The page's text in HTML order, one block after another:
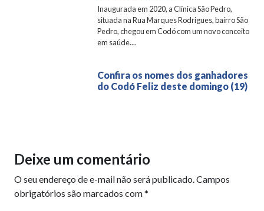
Inaugurada em 2020, a Clínica São Pedro,
situada na Rua Marques Rodrigues, bairro São
Pedro, chegou em Codó com um novo conceito
em saúde....
Confira os nomes dos ganhadores
do Codó Feliz deste domingo (19)
Deixe um comentário
O seu endereço de e-mail não será publicado.Campos
obrigatórios são marcados com*